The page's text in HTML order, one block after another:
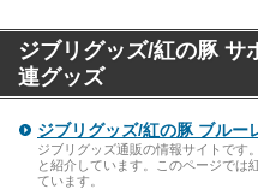
ジブリグッズ/紅の豚 サ
連グッズ
ジブリグッズ/紅の豚 ブルー
ジブリグッズ通販の情報サイトです
と紹介しています。このページでは
ています。